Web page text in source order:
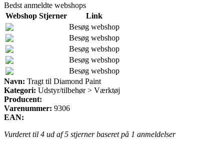
Bedst anmeldte webshops
Webshop Stjerner
Link
Besøg webshop
Besøg webshop
Besøg webshop
Besøg webshop
Besøg webshop
Navn: Tragt til Diamond Paint
Kategori: Udstyr/tilbehør > Værktøj
Producent:
Varenummer: 9306
EAN:
Vurderet til 4 ud af 5 stjerner baseret på 1 anmeldelser